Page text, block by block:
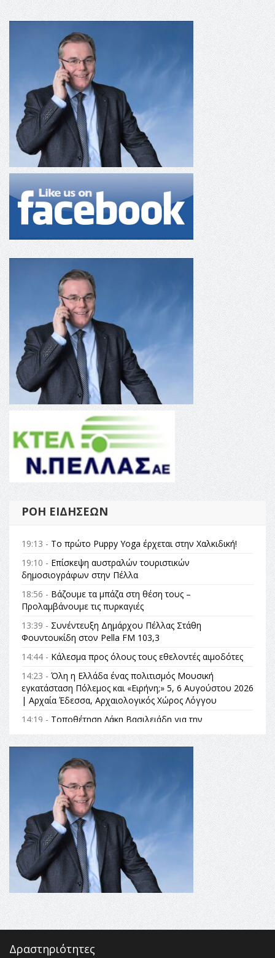
ΡΟΉ ΕΙΔΉΣΕΩΝ
19:13 - Το πρώτο Puppy Yoga έρχεται στην Χαλκιδική!
19:10 - Επίσκεψη αυστραλών τουριστικών
δημοσιογράφων στην Πέλλα
18:56 - Βάζουμε τα μπάζα στη θέση τους –
Προλαμβάνουμε τις πυρκαγιές
13:39 - Συνέντευξη Δημάρχου Πέλλας Στάθη
Φουντουκίδη στον Pella FM 103,3
14:44 - Κάλεσμα προς όλους τους εθελοντές αιμοδότες
14:23 - Όλη η Ελλάδα ένας πολιτισμός Μουσική
εγκατάσταση Πόλεμος και «Ειρήνη;» 5, 6 Αυγούστου 2026
| Αρχαία Έδεσσα, Αρχαιολογικός Χώρος Λόγγου
14:19 - Τοποθέτηση Λάκη Βασιλειάδη για την
Αναθεώρηση του Συντάγματος: «Σε τέτοιες κορυφαίες
θεσμικές διαδικασίες υπάρχει μόνο η ευθύνη απέναντι
στις επόμενες γενιές»
Το πρόγραμμα του ΠΑΟΚ στον δεύτερο γύρο του
Champions League!
16:27 -Όλυμπος: Εντάχθηκε στον Κατάλογο Παγκόσμιας
Κληρονομιάς της UNESCO – Ομόφωνη η απόφαση Ο
Όλυμπος αναγνωρίστηκε ως φυσικό και πολιτιστικό
αγαθό εξέχουσας οικουμενικής αξίας για την
ανθρωπότητα
16:18 -
ΕΝΟΡΙΑΚΕΣ ΚΑΛΟΚΑΙΡΙΝΕΣ ΔΡΑΣΕΙΣ ΓΙΑ ΠΑΙΔΙΑ
ΣΤΗΝ ΕΔΕΣΣΑ
Δραστηριότητες